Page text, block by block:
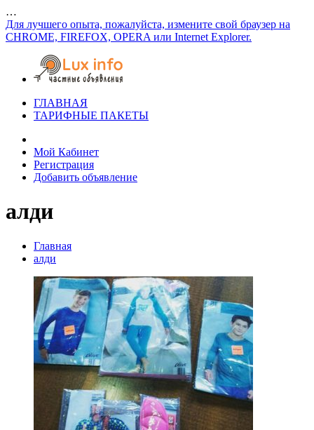
…
Для лучшего опыта, пожалуйста, измените свой браузер на
CHROME, FIREFOX, OPERA или Internet Explorer.
ГЛАВНАЯ
ТАРИФНЫЕ ПАКЕТЫ
Мой Кабинет
Регистрация
Добавить объявление
алди
Главная
алди